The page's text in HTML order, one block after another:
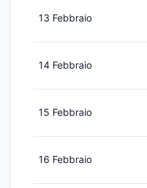
13 Febbraio
14 Febbraio
15 Febbraio
16 Febbraio